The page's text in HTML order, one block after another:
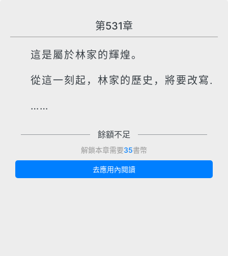
第531章
這是屬於林家的輝煌。
從這一刻起，林家的歷史，將要改寫.
……
餘額不足
解鎖本章需要35書幣
去應用內閱讀